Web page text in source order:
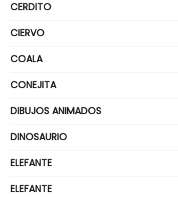
CERDITO
CIERVO
COALA
CONEJITA
DIBUJOS ANIMADOS
DINOSAURIO
ELEFANTE
ELEFANTE